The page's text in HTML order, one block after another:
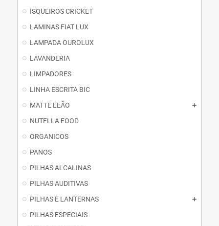
ISQUEIROS CRICKET
LAMINAS FIAT LUX
LAMPADA OUROLUX
LAVANDERIA
LIMPADORES
LINHA ESCRITA BIC
MATTE LEÃO
NUTELLA FOOD
ORGANICOS
PANOS
PILHAS ALCALINAS
PILHAS AUDITIVAS
PILHAS E LANTERNAS
PILHAS ESPECIAIS